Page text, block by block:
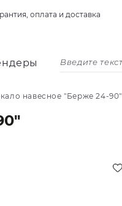
оплата и доставка
навесное "Берже 24-90"